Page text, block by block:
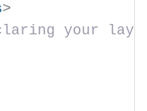
>
your